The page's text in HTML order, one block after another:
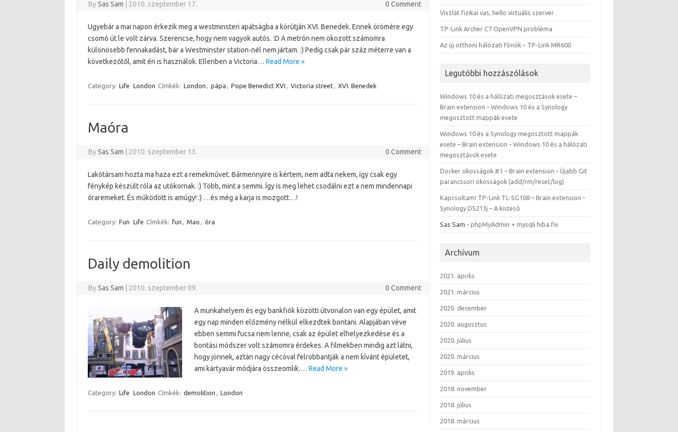
BySas Sam 2010. szeptember 17. 0 Comment
Ugyebár a mai napon érkezik meg a westminsteri apátságba a körútján XVI. Benedek. Ennek örömére egy
csomó út le volt zárva. Szerencse, hogy nem vagyok autós. :D A metrón nem okozott számomra
különösebb fennakadást, bár a Westminster station-nél nem jártam. :) Pedig csak pár száz méterre van a
következőtől, amit én is használok. Ellenben a Victoria… Read More »
Category: Life London Címkék: London , pápa , Pope Benedict XVI , Victoria street, XVI. Benedek
Maóra
BySas Sam 2010. szeptember 13. 0 Comment
Lakótársam hozta ma haza ezt a remekművet. Bármennyire is kértem, nem adta nekem, így csak egy
fénykép készült róla az utókornak. :) Több, mint a semmi. Így is meg lehet csodálni ezt a nem mindennapi
óraremeket. És működött is amúgy! :) …és még a karja is mozgott…!
Category: Fun Life Címkék: fun , Mao , óra
Daily demolition
BySas Sam 2010. szeptember 09. 0 Comment
A munkahelyem és egy bankfiók közötti útvonalon van egy épület, amit
egy nap minden előzmény nélkül elkezdtek bontani. Alapjában véve
ebben semmi fucsa nem lenne, csak az épület elhelyezkedése és a
bontási módszer volt számomra érdekes. A filmekben mindig azt látni,
hogy jönnek, aztán nagy cécóval felrobbantják a nem kívánt épületet,
ami kártyavár módjára összeomlik.… Read More »
Category: Life London Címkék: demolition , London
Viszlát fizikai vas, hello virtuális szerver
TP-Link Archer C7 OpenVPN probléma
Az új otthoni hálózati főnök – TP-Link MR600
Legutóbbi hozzászólások
Windows 10 és a hálózati megosztások esete –
Brain extension -Windows 10 és a Synology
megosztott mappák esete
Windows 10 és a Synology megosztott mappák
esete – Brain extension -Windows 10 és a hálózati
megosztások esete
Docker okosságok #1 – Brain extension -Újabb Git
parancssori okosságok (add/rm/reset/log)
Kapcsoltam! TP-Link TL-SG108 – Brain extension -
Synology DS213j – A kistesó
Sas Sam -phpMyAdmin + mysqli hiba fix
Archívum
2021. április
2021. március
2020. december
2020. augusztus
2020. július
2020. március
2019. április
2018. november
2018. július
2018. március